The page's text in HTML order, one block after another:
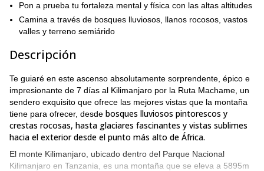
Pon a prueba tu fortaleza mental y física con las altas altitudes
Camina a través de bosques lluviosos, llanos rocosos, vastos
valles y terreno semiárido
Descripción
Te guiaré en este ascenso absolutamente sorprendente, épico e
impresionante de 7 días al Kilimanjaro por la Ruta Machame, un
sendero exquisito que ofrece las mejores vistas que la montaña
tiene para ofrecer, desde bosques lluviosos pintorescos y
crestas rocosas, hasta glaciares fascinantes y vistas sublimes
hacia el exterior desde el punto más alto de África.
El monte Kilimanjaro, ubicado dentro del Parque Nacional
Kilimanjaro en Tanzania, es una montaña que se eleva a 5895m